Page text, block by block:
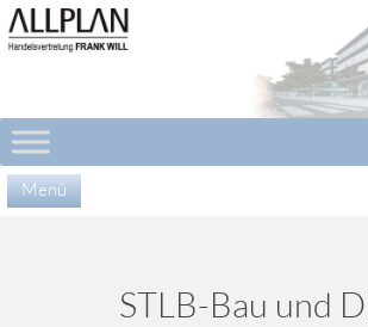
Menü
STLB-Bau und